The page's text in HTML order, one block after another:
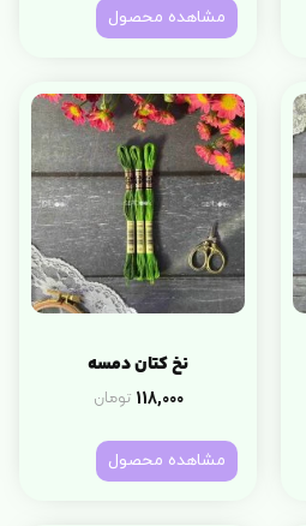
مشاهده محصول
نخ کتان دمسه
118,000 تومان
مشاهده محصول